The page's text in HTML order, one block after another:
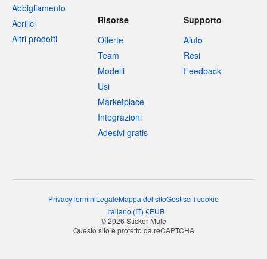
Abbigliamento
Acrilici
Altri prodotti
Risorse
Offerte
Team
Modelli
Usi
Marketplace
Integrazioni
Adesivi gratis
Supporto
Aiuto
Resi
Feedback
PrivacyTerminiLegaleMappa del sitoGestisci i cookie
Italiano (IT) €EUR
© 2026 Sticker Mule
Questo sito è protetto da reCAPTCHA